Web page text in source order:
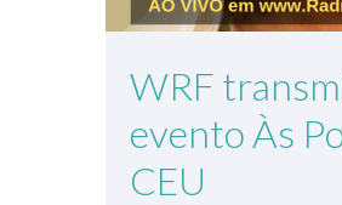
WRF
evento Às
CEU